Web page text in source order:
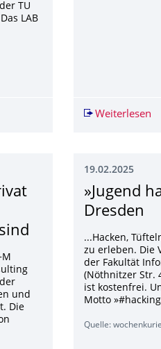
TU
LAB
lebt +Weiterlesen
und
Die
19.02.2025
»Jugend
Dresden
...Hacken,
zu erleben. Die
der Fakultät
(Nöthnitzer Str.
ist kostenfrei.
Motto
Quelle: